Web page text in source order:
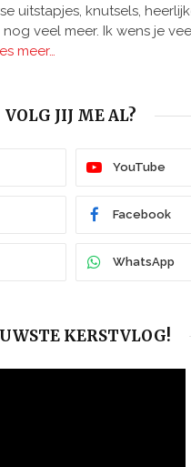
uitstapjes, knutsels,
veel meer. Ik wens je
meer…
VOLG JIJ ME AL?
YouTube
Facebook
WhatsApp
KERSTVLOG!